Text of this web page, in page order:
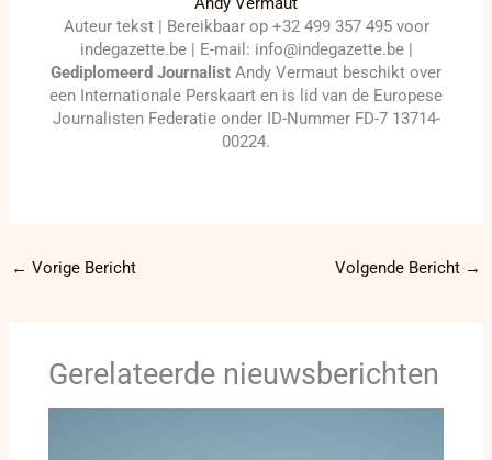
Auteur tekst | Bereikbaar op +32 499 357 495 voor
indegazette.be | E-mail: info@indegazette.be |
Gediplomeerd Journalist Andy Vermaut beschikt over
een Internationale Perskaart en is lid van de Europese
Journalisten Federatie onder ID-Nummer FD-7 13714-
00224.
← Vorige Bericht Volgende Bericht →
Gerelateerde nieuwsberichten